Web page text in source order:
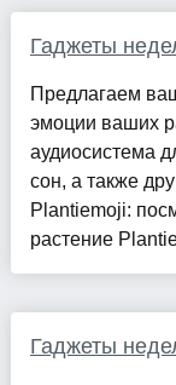
Гаджеты
Предлагаем
эмоции ваших
аудиосистема
сон, а также
Plantiemoji:
растение
Гаджеты